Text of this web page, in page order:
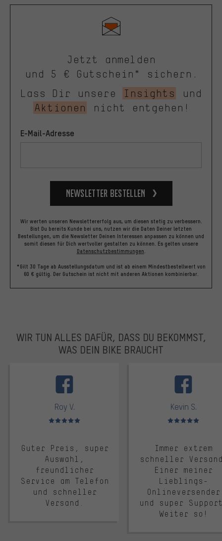
Jetzt anmelden
und 5 € Gutschein* sichern.
Lass Dir unsere
Insights
und
Aktionen
nicht entgehen!
E-Mail-Adresse
Newsletter bestellen
Wir werten unseren Newslettererfolg aus, um diesen stetig zu verbessern.
Bist Du bereits Kunde bei uns, nutzen wir die Daten Deiner letzten
Bestellungen, um die Newsletter Deinen Interessen anpassen zu können und
somit diesen für Dich wertvoller gestalten zu können. Es gelten unsere
Datenschutzbestimmungen.
*Gilt 30 Tage ab Ausstellungsdatum und ist ab einem Mindestbestellwert von
60 € gültig. Der Gutschein ist nicht mit anderen Aktionen kombinierbar.
WIR TUN ALLES DAFÜR, DASS DU BEKOMMST,
WAS DEIN BIKE BRAUCHT
Roy V.
Bewertungen: 5 von 5
Guter Preis, super
Auswahl,
freundlicher
Service am Telefon
und schneller
Versand.
Kevin S.
Bewertungen: 5 von 5
Immer extrem
schneller
Einer meiner
Lieblings-
Onlineversender
und super
Weiter so!